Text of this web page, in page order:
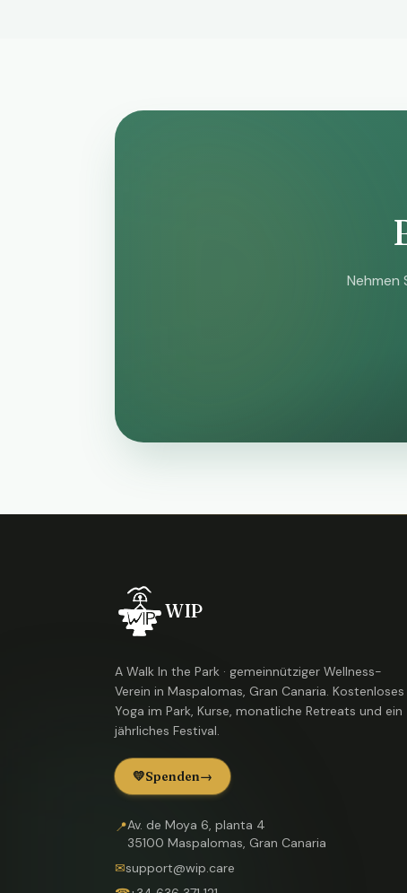
Nehmen
WIP
A Walk In the Park · gemeinnütziger Wellness-
Verein in Maspalomas, Gran Canaria. Kostenloses
Yoga im Park, Kurse, monatliche Retreats und ein
jährliches Festival.
💛Spenden→
📍Av. de Moya 6, planta 4
35100 Maspalomas, Gran Canaria
✉support@wip.care